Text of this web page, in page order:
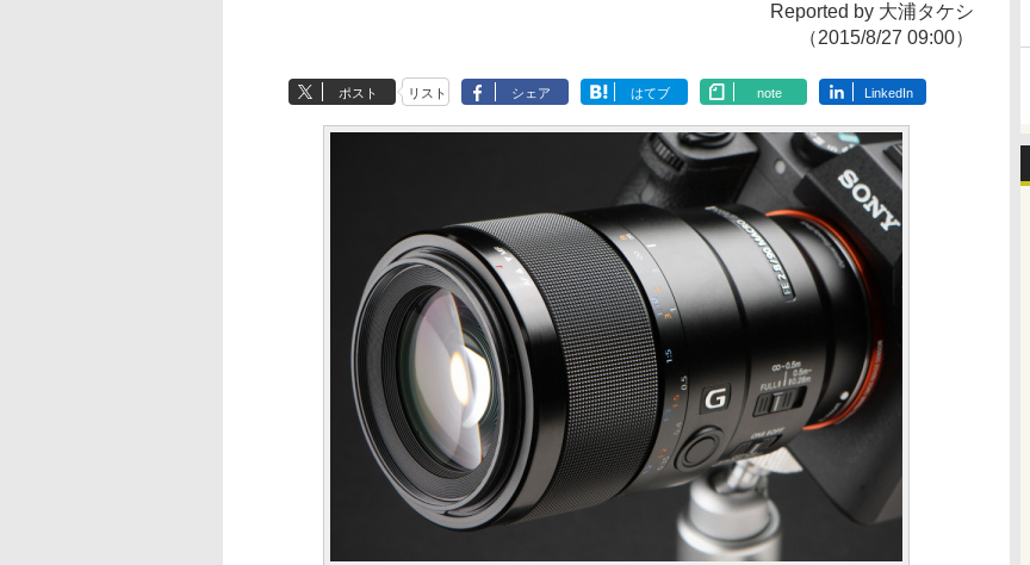
Reported by 大浦タケシ
（2015/8/27 09:00）
ポスト リスト シェア はてブ note LinkedIn